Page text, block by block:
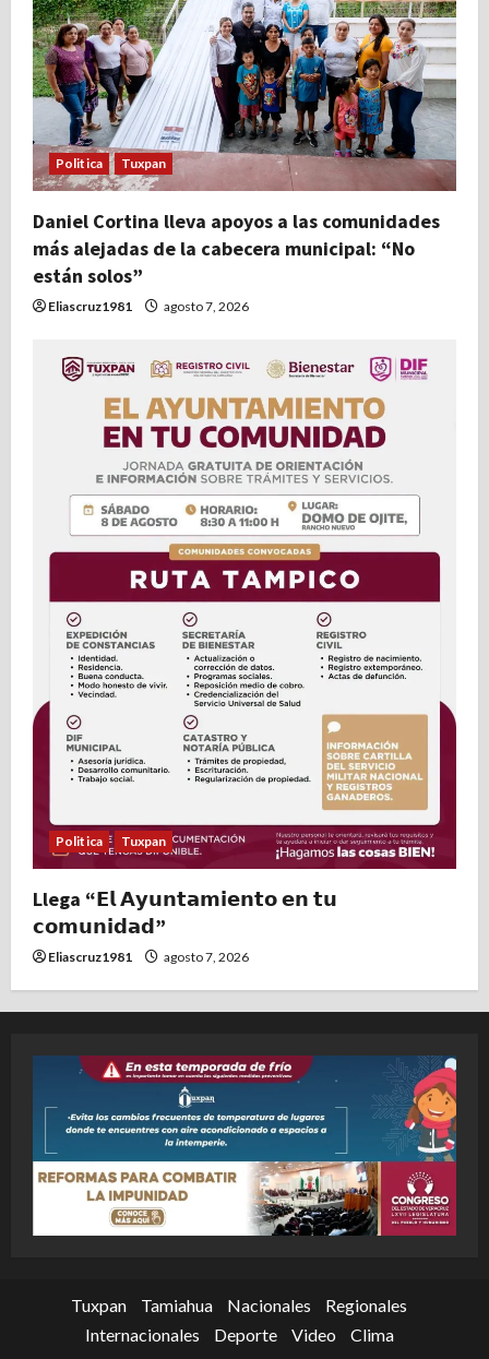
Politica Tuxpan
Daniel Cortina lleva apoyos a las comunidades
más alejadas de la cabecera municipal: “No
están solos”
Eliascruz1981 agosto 7, 2026
Politica Tuxpan
Llega “𝗘𝗹 𝗔𝘆𝘂𝗻𝘁𝗮𝗺𝗶𝗲𝗻𝘁𝗼 𝗲𝗻 𝘁𝘂
𝗰𝗼𝗺𝘂𝗻𝗶𝗱𝗮𝗱”
Eliascruz1981 agosto 7, 2026
Tuxpan Tamiahua Nacionales
Regionales
Internacionales
Deporte Video
Clima